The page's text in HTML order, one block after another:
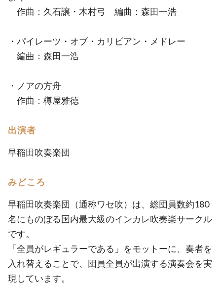
作曲：久石譲・木村弓 編曲：森田一浩
・パイレーツ・オブ・カリビアン・メドレー
編曲：森田一浩
・ノアの方舟
作曲：樽屋雅徳
出演者
早稲田吹奏楽団
みどころ
早稲田吹奏楽団（通称ワセ吹）は、総団員数約180
名にものぼる国内最大級のインカレ吹奏楽サークル
です。
「全員がレギュラーである」をモットーに、奏者を
入れ替えることで、団員全員が出演する演奏会を実
現しています。